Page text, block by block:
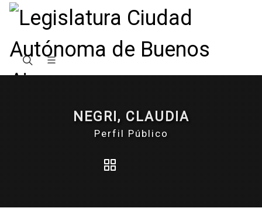
NEGRI, CLAUDIA
Perfil Público